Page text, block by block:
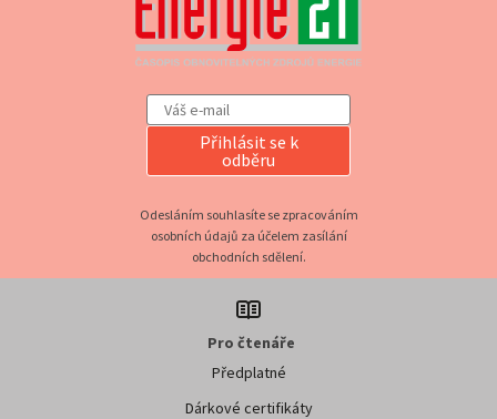
Přihlásit se k
odběru
Odesláním souhlasíte se zpracováním
osobních údajů za účelem zasílání
obchodních sdělení.
Pro čtenáře
Předplatné
Dárkové certifikáty